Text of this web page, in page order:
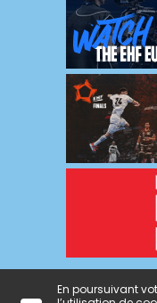
En poursuivant